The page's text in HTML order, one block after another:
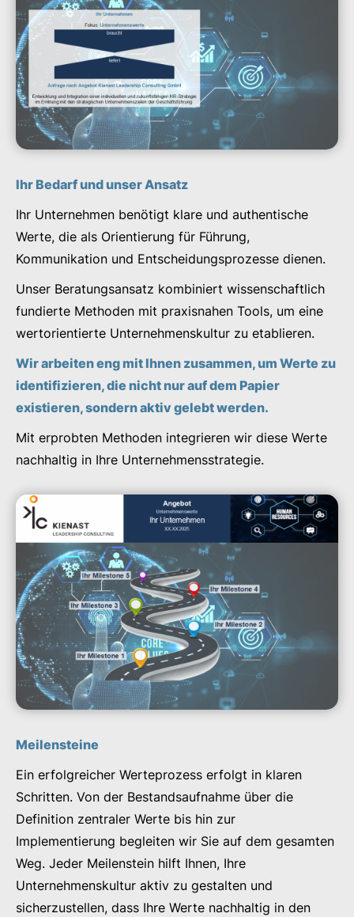
Ihr Bedarf und unser Ansatz
Ihr Unternehmen benötigt klare und authentische
Werte, die als Orientierung für Führung,
Kommunikation und Entscheidungsprozesse dienen.
Unser Beratungsansatz kombiniert wissenschaftlich
fundierte Methoden mit praxisnahen Tools, um eine
wertorientierte Unternehmenskultur zu etablieren.
Wir arbeiten eng mit Ihnen zusammen, um Werte zu
identifizieren, die nicht nur auf dem Papier
existieren, sondern aktiv gelebt werden.
Mit erprobten Methoden integrieren wir diese Werte
nachhaltig in Ihre Unternehmensstrategie.
Meilensteine
Ein erfolgreicher Werteprozess erfolgt in klaren
Schritten. Von der Bestandsaufnahme über die
Definition zentraler Werte bis hin zur
Implementierung begleiten wir Sie auf dem gesamten
Weg. Jeder Meilenstein hilft Ihnen, Ihre
Unternehmenskultur aktiv zu gestalten und
sicherzustellen, dass Ihre Werte nachhaltig in den